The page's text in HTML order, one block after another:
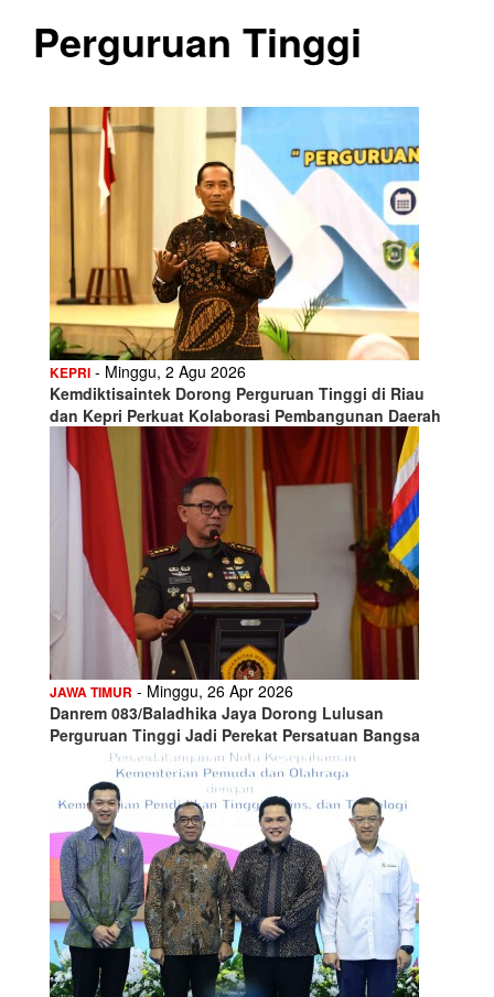
Perguruan Tinggi
KEPRI - Minggu, 2 Agu 2026
Kemdiktisaintek Dorong Perguruan Tinggi di Riau
dan Kepri Perkuat Kolaborasi Pembangunan Daerah
JAWA TIMUR - Minggu, 26 Apr 2026
Danrem 083/Baladhika Jaya Dorong Lulusan
Perguruan Tinggi Jadi Perekat Persatuan Bangsa